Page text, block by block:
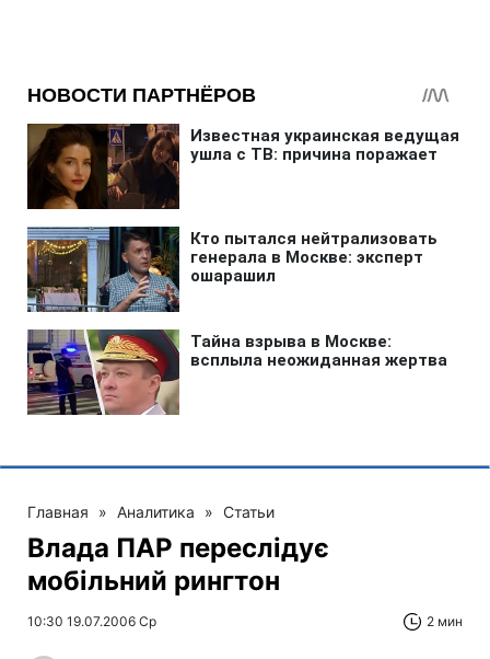
Главная » Аналитика » Статьи
Влада ПАР переслідує
мобільний рингтон
10:30 19.07.2006 Ср 2 мин